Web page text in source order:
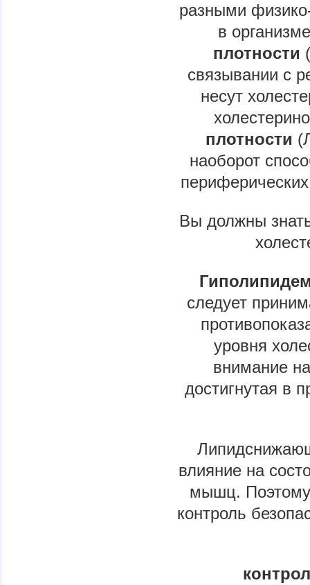
разными
в
плотности
связывании с
несут
плотности
наоборот
Вы должны
следует
уровня
внимание
достигнутая в
влияние на
мышц. Поэтому
контроль